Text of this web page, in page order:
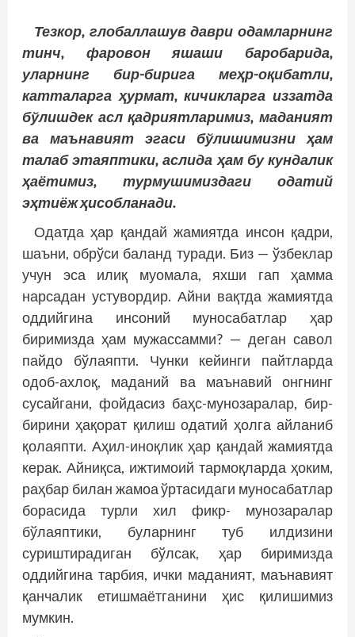
Тезкор, глобаллашув даври одамларнинг
тинч, фаровон яшаши баробарида,
уларнинг бир-бирига меҳр-оқибатли,
катталарга ҳурмат, кичикларга иззатда
бўлишдек асл қадриятларимиз, маданият
ва маънавият эгаси бўлишимизни ҳам
талаб этаяптики, аслида ҳам бу кундалик
ҳаётимиз, турмушимиздаги одатий
эҳтиёж ҳисобланади.
Одатда ҳар қандай жамиятда инсон қадри,
шаъни, обрўси баланд туради. Биз — ўзбеклар
учун эса илиқ муомала, яхши гап ҳамма
нарсадан устувордир. Айни вақтда жамиятда
оддийгина инсоний муносабатлар ҳар
биримизда ҳам мужассамми? — деган савол
пайдо бўлаяпти. Чунки кейинги пайтларда
одоб-ахлоқ, маданий ва маънавий онгнинг
сусайгани, фойдасиз баҳс-мунозаралар, бир-
бирини ҳақорат қилиш одатий ҳолга айланиб
қолаяпти. Аҳил-иноқлик ҳар қандай жамиятда
керак. Айниқса, ижтимоий тармоқларда ҳоким,
раҳбар билан жамоа ўртасидаги муносабатлар
борасида турли хил фикр- мунозаралар
бўлаяптики, буларнинг туб илдизини
суриштирадиган бўлсак, ҳар биримизда
оддийгина тарбия, ички маданият, маънавият
қанчалик етишмаётганини ҳис қилишимиз
мумкин.